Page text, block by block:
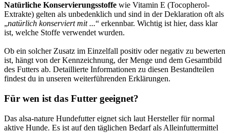
Natürliche Konservierungsstoffe wie Vitamin E (Tocopherol-
Extrakte) gelten als unbedenklich und sind in der Deklaration oft als
„natürlich konserviert mit ...“ erkennbar. Wichtig ist hier, dass klar
ist, welche Stoffe verwendet wurden.
Ob ein solcher Zusatz im Einzelfall positiv oder negativ zu bewerten
ist, hängt von der Kennzeichnung, der Menge und dem Gesamtbild
des Futters ab. Detaillierte Informationen zu diesen Bestandteilen
findest du in unseren weiterführenden Erklärungen.
Für wen ist das Futter geeignet?
Das alsa-nature Hundefutter eignet sich laut Hersteller für normal
aktive Hunde. Es ist auf den täglichen Bedarf als Alleinfuttermittel